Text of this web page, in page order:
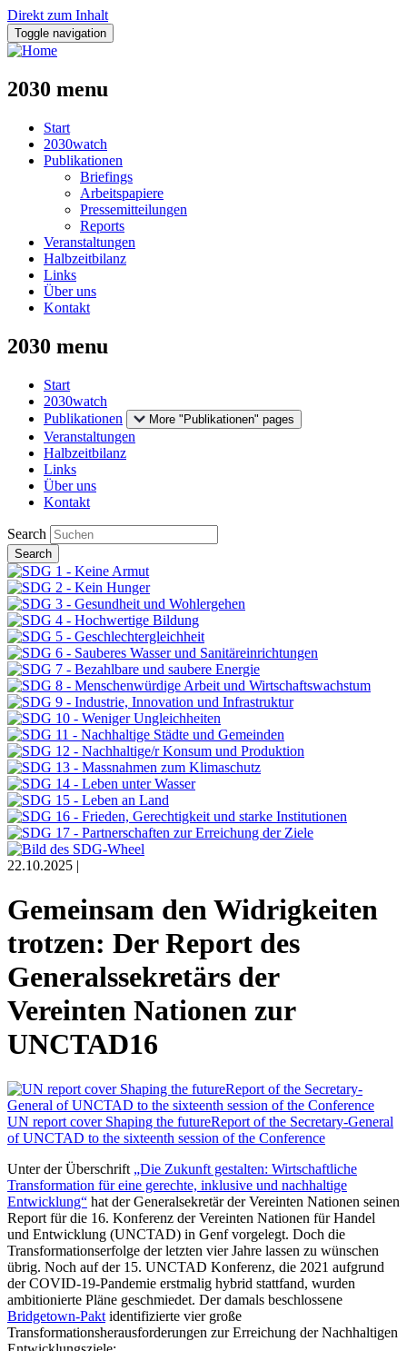
Direkt zum Inhalt
Toggle navigation
2030 menu
Start
2030watch
Publikationen
Briefings
Arbeitspapiere
Pressemitteilungen
Reports
Veranstaltungen
Halbzeitbilanz
Links
Über uns
Kontakt
2030 menu
Start
2030watch
Publikationen
More "Publikationen" pages
Veranstaltungen
Halbzeitbilanz
Links
Über uns
Kontakt
Search
22.10.2025 |
Gemeinsam den Widrigkeiten
trotzen: Der Report des
Generalssekretärs der
Vereinten Nationen zur
UNCTAD16
UN report cover Shaping the futureReport of the Secretary-General
of UNCTAD to the sixteenth session of the Conference
Unter der Überschrift „Die Zukunft gestalten: Wirtschaftliche
Transformation für eine gerechte, inklusive und nachhaltige
Entwicklung“ hat der Generalsekretär der Vereinten Nationen seinen
Report für die 16. Konferenz der Vereinten Nationen für Handel
und Entwicklung (UNCTAD) in Genf vorgelegt. Doch die
Transformationserfolge der letzten vier Jahre lassen zu wünschen
übrig. Noch auf der 15. UNCTAD Konferenz, die 2021 aufgrund
der COVID-19-Pandemie erstmalig hybrid stattfand, wurden
ambitionierte Pläne geschmiedet. Der damals beschlossene
Bridgetown-Pakt identifizierte vier große
Transformationsherausforderungen zur Erreichung der Nachhaltigen